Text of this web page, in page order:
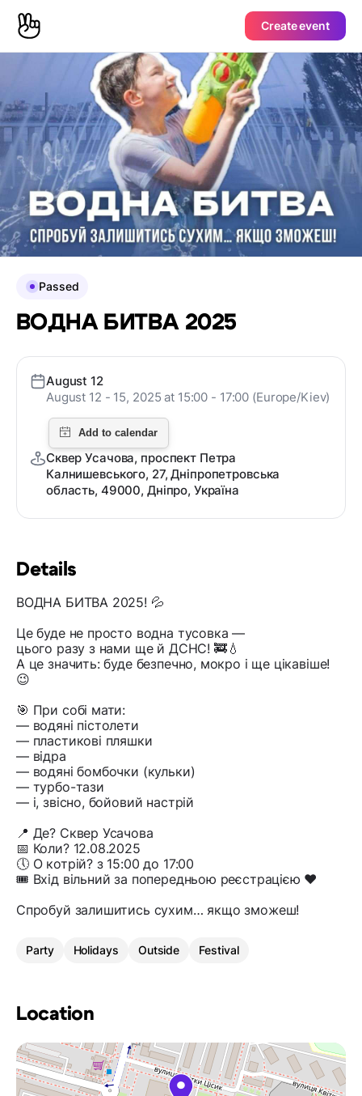
Create event
Details
ВОДНА БИТВА 2025! 💦
Це буде не просто водна тусовка —
цього разу з нами ще й ДСНС! 🚒💧
А це значить: буде безпечно, мокро і ще цікавіше!
😉
🎯 При собі мати:
— водяні пістолети
— пластикові пляшки
— відра
— водяні бомбочки (кульки)
— турбо-тази
— і, звісно, бойовий настрій
📍 Де? Сквер Усачова
📅 Коли? 12.08.2025
🕔 О котрій? з 15:00 до 17:00
🎟 Вхід вільний за попередньою реєстрацією ❤️
Спробуй залишитись сухим… якщо зможеш!
Party Holidays Outside Festival
Location
Passed
ВОДНА БИТВА 2025
August 12
August 12 - 15, 2025 at 15:00 - 17:00 (Europe/Kiev)
Сквер Усачова, проспект Петра
Калнишевського, 27, Дніпропетровська
область, 49000, Дніпро, Україна